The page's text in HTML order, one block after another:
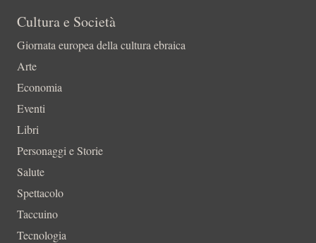
Cultura e Società
Giornata europea della cultura ebraica
Arte
Economia
Eventi
Libri
Personaggi e Storie
Salute
Spettacolo
Taccuino
Tecnologia